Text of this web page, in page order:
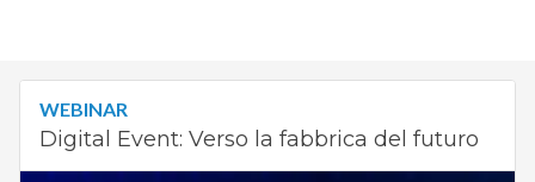
WEBINAR
Digital Event: Verso la fabbrica del futuro